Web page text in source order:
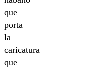
que
porta
la
caricatura
que